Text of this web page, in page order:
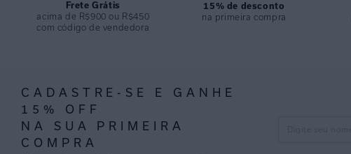
Frete Grátis
acima de R$900 ou R$450
com código de vendedora
15% de desconto
na primeira compra
CADASTRE-SE E GANHE
15% OFF
NA SUA PRIMEIRA
COMPRA